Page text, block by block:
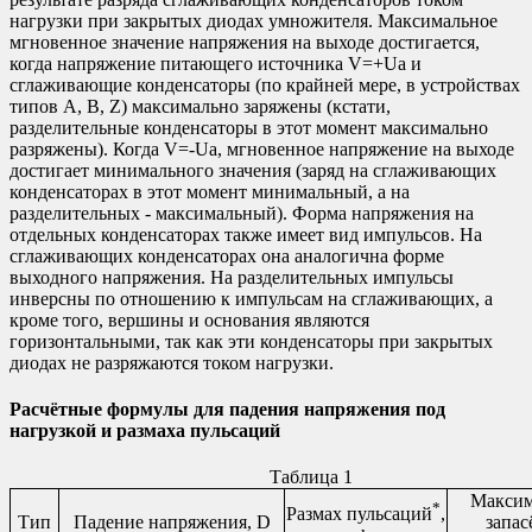
нагрузки при закрытых диодах умножителя. Максимальное
мгновенное значение напряжения на выходе достигается,
когда напряжение питающего источника V=+Ua и
сглаживающие конденсаторы (по крайней мере, в устройствах
типов A, B, Z) максимально заряжены (кстати,
разделительные конденсаторы в этот момент максимально
разряжены). Когда V=-Ua, мгновенное напряжение на выходе
достигает минимального значения (заряд на сглаживающих
конденсаторах в этот момент минимальный, а на
разделительных - максимальный). Форма напряжения на
отдельных конденсаторах также имеет вид импульсов. На
сглаживающих конденсаторах она аналогична форме
выходного напряжения. На разделительных импульсы
инверсны по отношению к импульсам на сглаживающих, а
кроме того, вершины и основания являются
горизонтальными, так как эти конденсаторы при закрытых
диодах не разряжаются током нагрузки.
Расчётные формулы для падения напряжения под
нагрузкой и размаха пульсаций
Таблица 1
Тип Падение напряжения, D Размах пульсаций*,